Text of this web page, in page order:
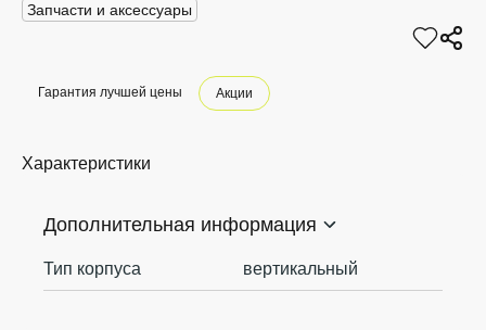
Запчасти и аксессуары
Гарантия лучшей цены Акции
Характеристики
Дополнительная информация
Тип корпуса вертикальный